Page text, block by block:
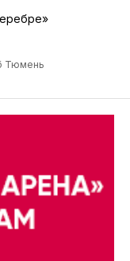
Тюмень